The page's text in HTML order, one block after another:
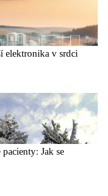
elektronika v srdci
Jak se